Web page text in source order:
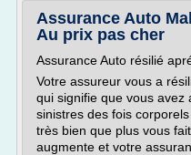
Assurance Auto
Au prix pas cher
Assurance Auto résilié
Votre assureur vous a
qui signifie que vous avez
sinistres des fois
très bien que plus vous
augmente et votre